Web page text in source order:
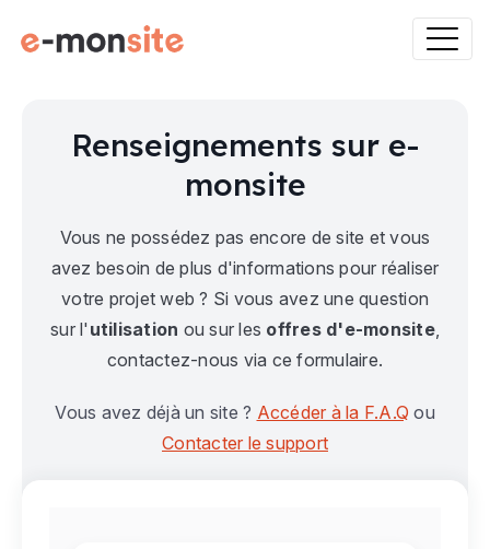
Renseignements sur e-
monsite
Vous ne possédez pas encore de site et vous
avez besoin de plus d'informations pour réaliser
votre projet web ? Si vous avez une question
sur l'utilisation ou sur les offres d'e-monsite,
contactez-nous via ce formulaire.
Vous avez déjà un site ? Accéder à la F.A.Q ou
Contacter le support